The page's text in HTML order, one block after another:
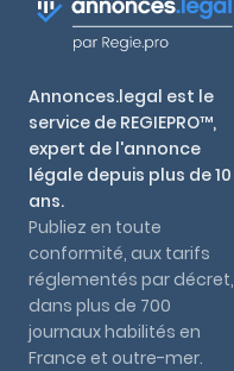
Annonces.legal est le
service de REGIEPRO™,
expert de l'annonce
légale depuis plus de 10
ans.
Publiez en toute
conformité, aux tarifs
réglementés par décret,
dans plus de 700
journaux habilités en
France et outre-mer.